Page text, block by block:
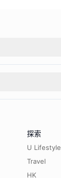
探索
U Lifestyle
Travel
HK